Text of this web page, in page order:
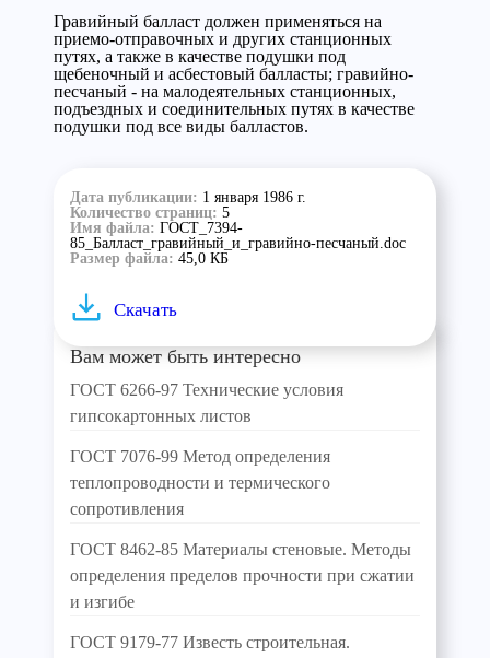
Гравийный балласт должен применяться на
приемо-отправочных и других станционных
путях, а также в качестве подушки под
щебеночный и асбестовый балласты; гравийно-
песчаный - на малодеятельных станционных,
подъездных и соединительных путях в качестве
подушки под все виды балластов.
Дата публикации: 1 января 1986 г.
Количество страниц: 5
Имя файла: ГОСТ_7394-
85_Балласт_гравийный_и_гравийно-песчаный.doc
Размер файла: 45,0 КБ
Скачать
Вам может быть интересно
ГОСТ 6266-97 Технические условия
гипсокартонных листов
ГОСТ 7076-99 Метод определения
теплопроводности и термического
сопротивления
ГОСТ 8462-85 Материалы стеновые. Методы
определения пределов прочности при сжатии
и изгибе
ГОСТ 9179-77 Известь строительная.